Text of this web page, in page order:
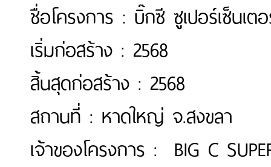
ชื่อโครงการ : บิ๊กซี ซูเปอร์เซ็นเ
เริ่มก่อสร้าง : 2568
สิ้นสุดก่อสร้าง : 2568
สถานที่ : หาดใหญ่ จ.สงขลา
เจ้าของโครงการ : BIG C